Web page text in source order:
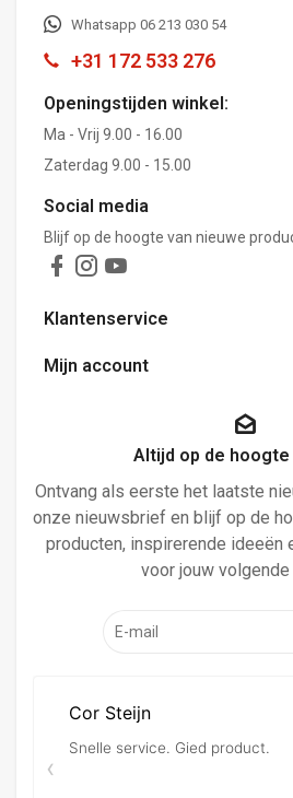
Whatsapp 06 213 030 54
+31 172 533 276
Openingstijden winkel:
Ma - Vrij 9.00 - 16.00
Zaterdag 9.00 - 15.00
Social media
Blijf op de hoogte van nieuwe
Klantenservice
Mijn account
Altijd op de hoogte
Ontvang als eerste het laatste
onze nieuwsbrief en blijf op de
producten, inspirerende ideeën
voor jouw volgende